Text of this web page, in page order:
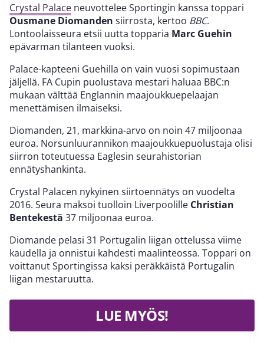
Crystal Palace neuvottelee Sportingin kanssa toppari
Ousmane Diomanden siirrosta, kertoo BBC.
Lontoolaisseura etsii uutta topparia Marc Guehin
epävarman tilanteen vuoksi.
Palace-kapteeni Guehilla on vain vuosi sopimustaan
jäljellä. FA Cupin puolustava mestari haluaa BBC:n
mukaan välttää Englannin maajoukkuepelaajan
menettämisen ilmaiseksi.
Diomanden, 21, markkina-arvo on noin 47 miljoonaa
euroa. Norsunluurannikon maajoukkuepuolustaja olisi
siirron toteutuessa Eaglesin seurahistorian
ennätyshankinta.
Crystal Palacen nykyinen siirtoennätys on vuodelta
2016. Seura maksoi tuolloin Liverpoolille Christian
Bentekestä 37 miljoonaa euroa.
Diomande pelasi 31 Portugalin liigan ottelussa viime
kaudella ja onnistui kahdesti maalinteossa. Toppari on
voittanut Sportingissa kaksi peräkkäistä Portugalin
liigan mestaruutta.
LUE MYÖS!